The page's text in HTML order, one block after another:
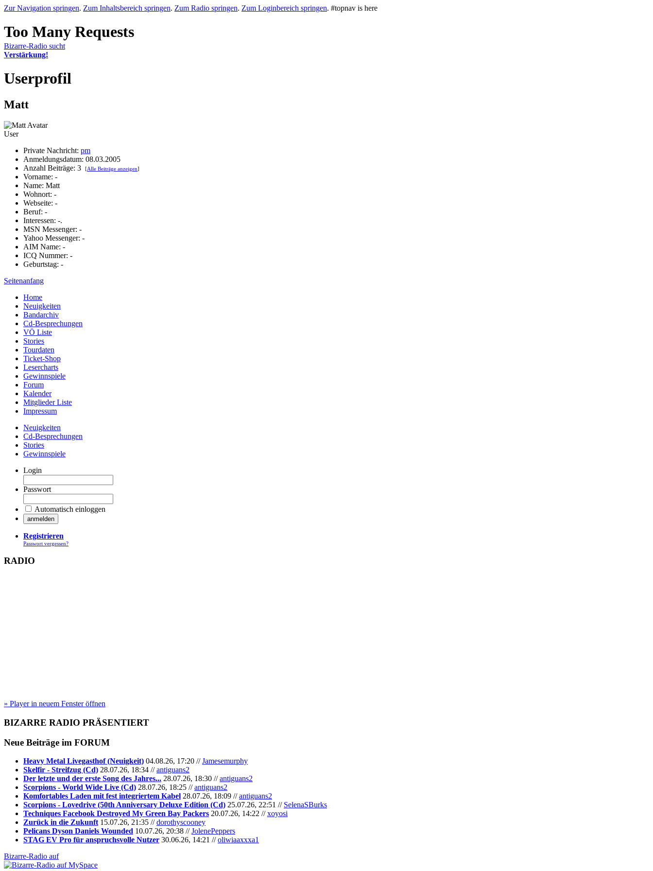
Zur Navigation springen. Zum Inhaltsbereich springen. Zum Radio springen. Zum Loginbereich springen. #topnav is here
Bizarre-Radio sucht
Verstärkung!
Userprofil
Matt
User
Private Nachricht: pm
Anmeldungsdatum: 08.03.2005
Anzahl Beiträge: 3
[Alle Beiträge anzeigen]
Vorname: -
Name: Matt
Wohnort: -
Webseite: -
Beruf: -
Interessen: -.
MSN Messenger: -
Yahoo Messenger: -
AIM Name: -
ICQ Nummer: -
Geburtstag: -
Seitenanfang
Home
Neuigkeiten
Bandarchiv
Cd-Besprechungen
VÖ Liste
Stories
Tourdaten
Ticket-Shop
Lesercharts
Gewinnspiele
Forum
Kalender
Mitglieder Liste
Impressum
Neuigkeiten
Cd-Besprechungen
Stories
Gewinnspiele
Login
Passwort
Automatisch einloggen
Registrieren
Passwort vergessen?
RADIO
» Player in neuem Fenster öffnen
BIZARRE RADIO PRÄSENTIERT
Neue Beiträge im FORUM
Heavy Metal Livegasthof (Neuigkeit) 04.08.26, 17:20 //Jamesemurphy
Skelfir - Streifzug (Cd) 28.07.26, 18:34 //antiguans2
Der letzte und der erste Song des Jahres... 28.07.26, 18:30 //antiguans2
Scorpions - World Wide Live (Cd) 28.07.26, 18:25 //antiguans2
Komfortables Laden mit fest integriertem Kabel 28.07.26, 18:09 //antiguans2
Scorpions - Lovedrive (50th Anniversary Deluxe Edition (Cd) 25.07.26, 22:51 // SelenaSBurks
Techniques Facebook Destroyed My Green Bay Packers 20.07.26, 14:22 //xoyosi
Zurück in die Zukunft 15.07.26, 21:35 //dorothyscooney
Pelicans Dyson Daniels Wounded 10.07.26, 20:38 //JolenePeppers
STAG EV Pro für anspruchsvolle Nutzer 30.06.26, 14:21 //oliwiaaxxxa1
Bizarre-Radio auf